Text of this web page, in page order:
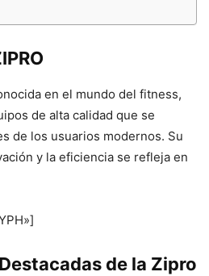
en el mundo del fitness,
de alta calidad que se
de los usuarios modernos. Su
y la eficiencia se refleja en
de la Zipro